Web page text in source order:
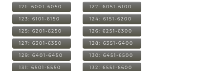
121: 6001-6050 122: 6051-6100
123: 6101-6150 124: 6151-6200
125: 6201-6250 126: 6251-6300
127: 6301-6350 128: 6351-6400
129: 6401-6450 130: 6451-6500
131: 6501-6550 132: 6551-6600